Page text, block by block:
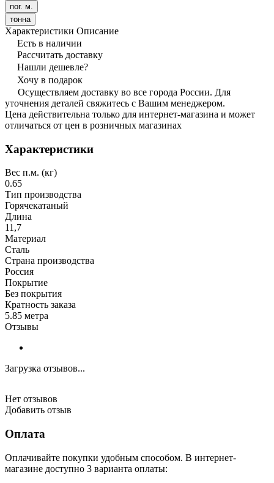
пог. м.
тонна
Характеристики Описание
Есть в наличии
Рассчитать доставку
Нашли дешевле?
Хочу в подарок
Осуществляем доставку во все города России. Для
уточнения деталей свяжитесь с Вашим менеджером.
Цена действительна только для интернет-магазина и может
отличаться от цен в розничных магазинах
Характеристики
Вес п.м. (кг)
0.65
Тип производства
Горячекатаный
Длина
11,7
Материал
Сталь
Страна производства
Россия
Покрытие
Без покрытия
Кратность заказа
5.85 метра
Отзывы
Загрузка отзывов...
Нет отзывов
Добавить отзыв
Оплата
Оплачивайте покупки удобным способом. В интернет-
магазине доступно 3 варианта оплаты: